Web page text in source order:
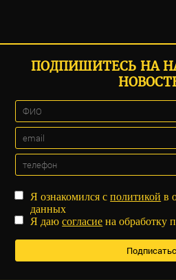
ПОДПИШИТЕСЬ НА
Я ознакомился сполитикой в
данных
Я даюсогласие на обработку